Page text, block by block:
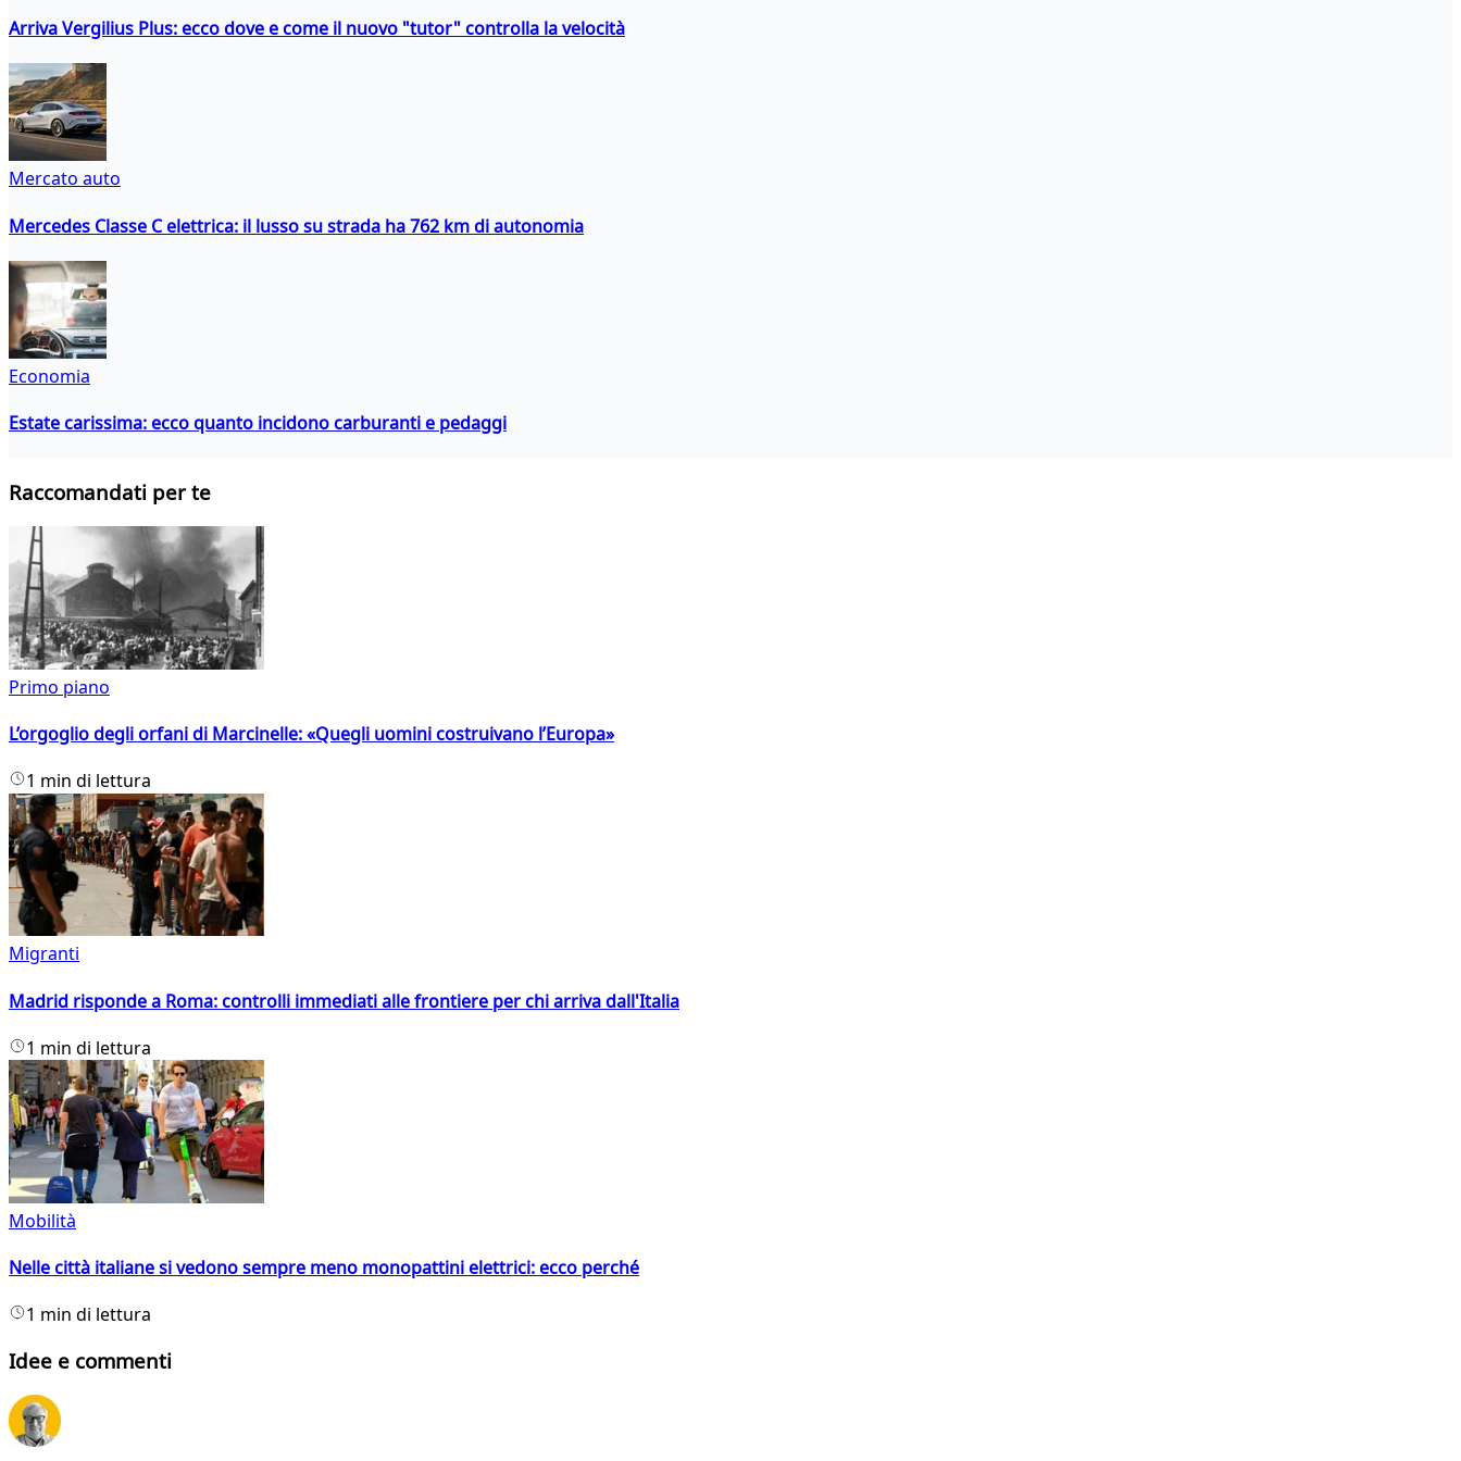
Arriva Vergilius Plus: ecco dove e come il nuovo "tutor" controlla la velocità
Mercato auto
Mercedes Classe C elettrica: il lusso su strada ha 762 km di autonomia
Economia
Estate carissima: ecco quanto incidono carburanti e pedaggi
Raccomandati per te
Primo piano
L’orgoglio degli orfani di Marcinelle: «Quegli uomini costruivano l’Europa»
1 min di lettura
Migranti
Madrid risponde a Roma: controlli immediati alle frontiere per chi arriva dall'Italia
1 min di lettura
Mobilità
Nelle città italiane si vedono sempre meno monopattini elettrici: ecco perché
1 min di lettura
Idee e commenti